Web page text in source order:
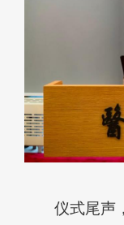
仪式尾声